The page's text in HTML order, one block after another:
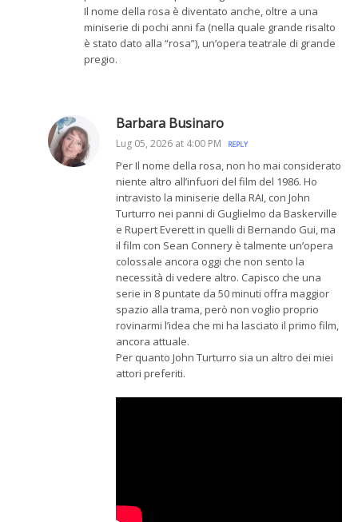
Il nome della rosa è diventato anche, oltre a una
miniserie di pochi anni fa (nella quale grande risalto
è stato dato alla “rosa”), un’opera teatrale di grande
pregio.
Barbara Businaro
Lug 05, 2026 at 4:00 PM REPLY
Per Il nome della rosa, non ho mai considerato
niente altro all’infuori del film del 1986. Ho
intravisto la miniserie della RAI, con John
Turturro nei panni di Guglielmo da Baskerville
e Rupert Everett in quelli di Bernando Gui, ma
il film con Sean Connery è talmente un’opera
colossale ancora oggi che non sento la
necessità di vedere altro. Capisco che una
serie in 8 puntate da 50 minuti offra maggior
spazio alla trama, però non voglio proprio
rovinarmi l’idea che mi ha lasciato il primo film,
ancora attuale.
Per quanto John Turturro sia un altro dei miei
attori preferiti.